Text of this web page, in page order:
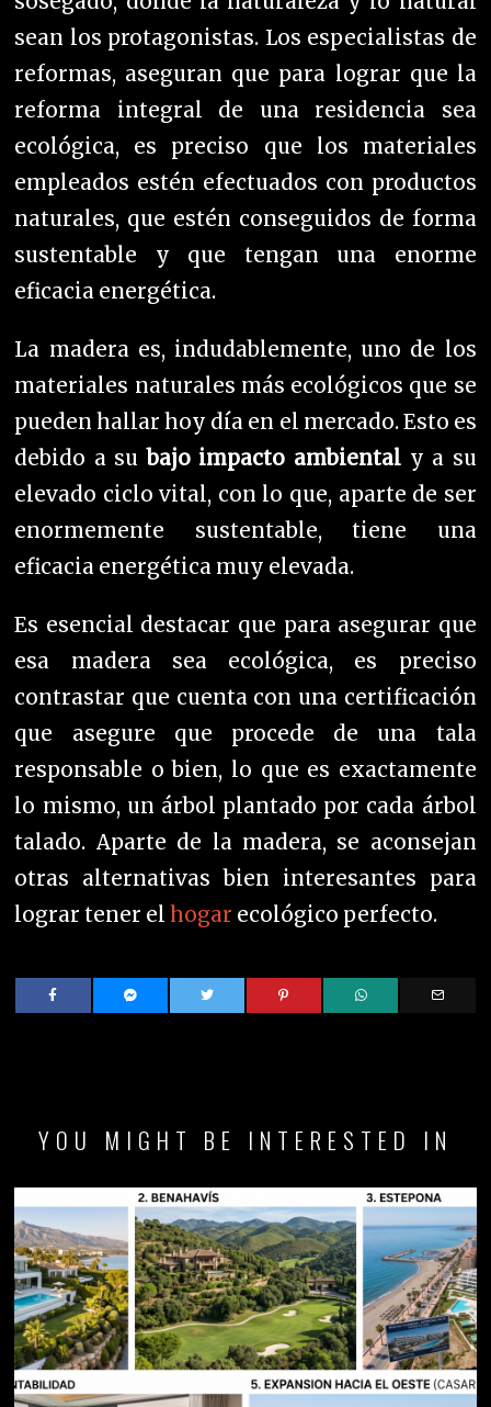
sean los protagonistas. Los especialistas de
reformas, aseguran que para lograr que la
reforma integral de una residencia sea
ecológica, es preciso que los materiales
empleados estén efectuados con productos
naturales, que estén conseguidos de forma
sustentable y que tengan una enorme
eficacia energética.
La madera es, indudablemente, uno de los
materiales naturales más ecológicos que se
pueden hallar hoy día en el mercado. Esto es
debido a subajo impacto ambiental y a su
elevado ciclo vital, con lo que, aparte de ser
enormemente sustentable, tiene una
eficacia energética muy elevada.
Es esencial destacar que para asegurar que
esa madera sea ecológica, es preciso
contrastar que cuenta con una certificación
que asegure que procede de una tala
responsable o bien, lo que es exactamente
lo mismo, un árbol plantado por cada árbol
talado. Aparte de la madera, se aconsejan
otras alternativas bien interesantes para
lograr tener elhogar ecológico perfecto.
YOU MIGHT BE INTERESTED IN